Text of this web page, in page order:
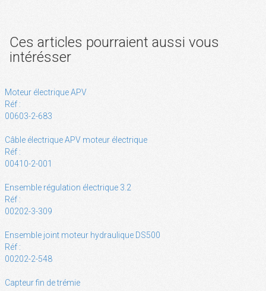
Ces articles pourraient aussi vous
intérésser
Moteur électrique APV
Réf :
00603-2-683
Câble électrique APV moteur électrique
Réf :
00410-2-001
Ensemble régulation électrique 3.2
Réf :
00202-3-309
Ensemble joint moteur hydraulique DS500
Réf :
00202-2-548
Capteur fin de trémie